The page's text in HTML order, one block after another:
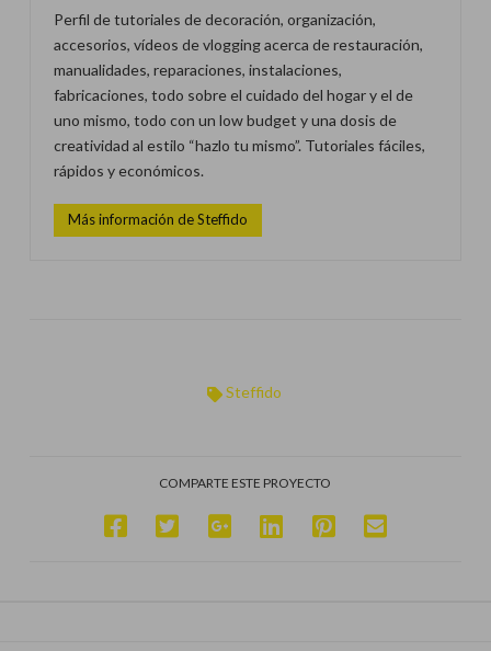
Perfil de tutoriales de decoración, organización,
accesorios, vídeos de vlogging acerca de restauración,
manualidades, reparaciones, instalaciones,
fabricaciones, todo sobre el cuidado del hogar y el de
uno mismo, todo con un low budget y una dosis de
creatividad al estilo “hazlo tu mismo”. Tutoriales fáciles,
rápidos y económicos.
Más información de Steffido
Steffido
COMPARTE ESTE PROYECTO